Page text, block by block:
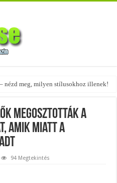
fel az 5 legjobb fazont!
megosztották a
amik miatt a
94 Megtekintés